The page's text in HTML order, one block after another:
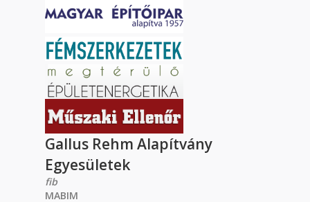
Gallus Rehm Alapítvány
Egyesületek
fib
MABIM